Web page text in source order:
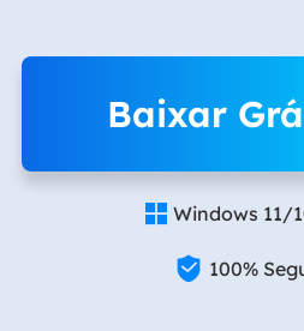
Baixar
 Windows 11/
 100%